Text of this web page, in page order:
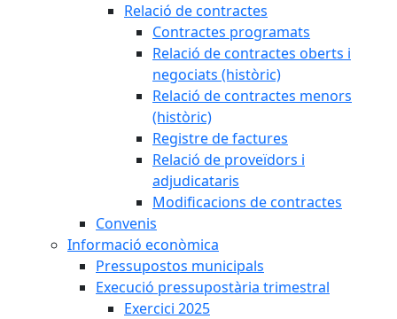
Relació de contractes
Contractes programats
Relació de contractes oberts i
negociats (històric)
Relació de contractes menors
(històric)
Registre de factures
Relació de proveïdors i
adjudicataris
Modificacions de contractes
Convenis
Informació econòmica
Pressupostos municipals
Execució pressupostària trimestral
Exercici 2025